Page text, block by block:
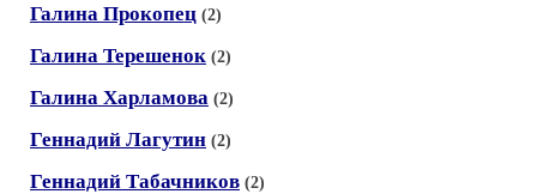
Галина Прокопец (2)
Галина Терешенок (2)
Галина Харламова (2)
Геннадий Лагутин (2)
Геннадий Табачников (2)